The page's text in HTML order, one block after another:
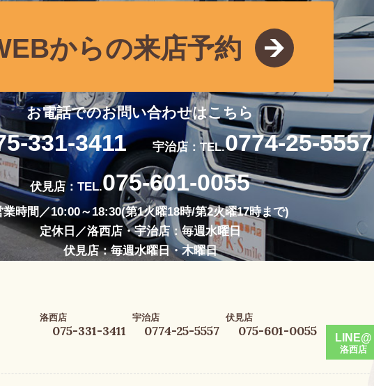
からの来店予約
お電話でのお問い合わせはこちら
331-3411 宇治店：TEL.0774-25-5557
伏見店：TEL.075-601-0055
業時間／10:00～18:30(第1火曜18時/第2火曜17時まで)
定休日／洛西店・宇治店：毎週水曜日
伏見店：毎週水曜日・木曜日
洛西店
075-331-3411
宇治店
0774-25-5557
伏見店
075-601-0055 LINE@
洛西店